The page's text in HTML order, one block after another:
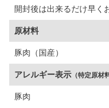
開封後は出来るだけ早く
原材料
豚肉（国産）
アレルギー表示 （特定原材
豚肉